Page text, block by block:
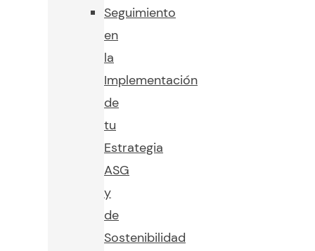
Seguimiento
en
la
Implementación
de
tu
Estrategia
ASG
y
de
Sostenibilidad